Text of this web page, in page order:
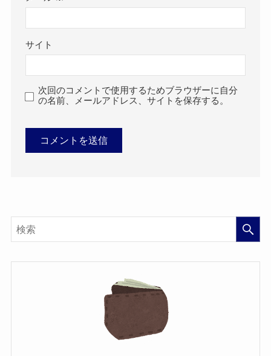
サイト
次回のコメントで使用するためブラウザーに自分
の名前、メールアドレス、サイトを保存する。